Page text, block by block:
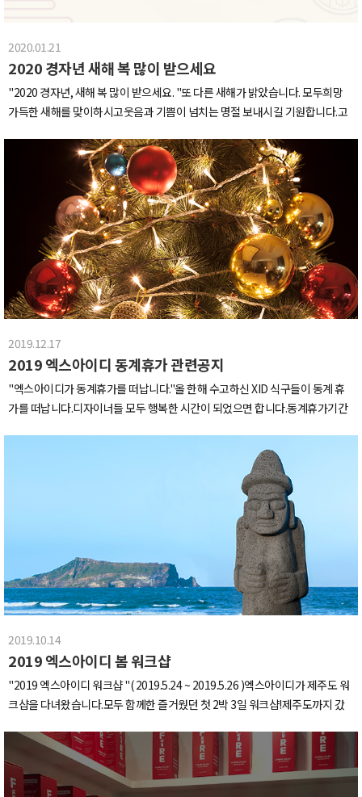
2020.01.21
2020 경자년 새해 복 많이 받으세요
"2020 경자년, 새해 복 많이 받으세요. "또 다른 새해가 밝았습니다. 모두희망
가득한 새해를 맞이하시고웃음과 기쁨이 넘치는 명절 보내시길 기원합니다.​고
2019.12.17
2019 엑스아이디 동계휴가 관련공지
"엑스아이디가 동계휴가를 떠납니다."올 한해 수고하신 XID 식구들이 동계 휴
가를 떠납니다.디자이너들 모두 행복한 시간이 되었으면 합니다.동계휴가기간
2019.10.14
2019 엑스아이디 봄 워크샵
"2019 엑스아이디 워크샵 "( 2019.5.24 ~ 2019.5.26 )엑스아이디가 제주도 워
크샵을 다녀왔습니다.모두 함께한 즐거웠던 첫 2박 3일 워크샵!제주도까지 갔
바닷바람 맞으며 무동력 레이싱까지!여유롭지만 알찼던 2박 3일이였습니
다.♥WELCOME TO JEJU♥카페 '제주펫' 앞에서 다함께 기념사진 찰-칵이 날
제주도는 날씨가 정말 좋았어요!우리가 걷는 이 길이 바로 R.U.N.W.A.Y...★그리